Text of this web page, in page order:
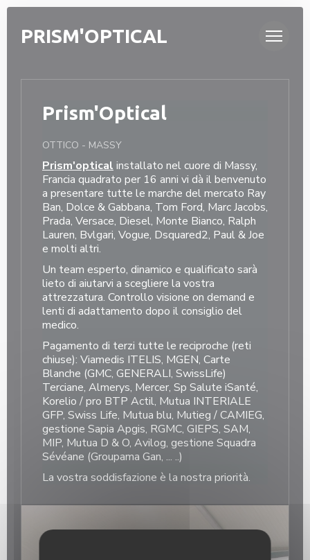
Personalizzazione delle tue scelte sui cookie
PRISM'OPTICAL
Prism'Optical
OTTICO - MASSY
Prism'optical installato nel cuore di Massy, ​​
Francia quadrato per 16 anni vi dà il benvenuto
a presentare tutte le marche del mercato Ray
Ban, Dolce & Gabbana, Tom Ford, Marc Jacobs,
Prada, Versace, Diesel, Monte Bianco, Ralph
Lauren, Bvlgari, Vogue, Dsquared2, Paul & Joe
e molti altri.
Un team esperto, dinamico e qualificato sarà
lieto di aiutarvi a scegliere la vostra
attrezzatura. Controllo visione on demand e
lenti di adattamento dopo il consiglio del
medico.
Pagamento di terzi tutte le reciproche (reti
chiuse): Viamedis ITELIS, MGEN, Carte
Blanche (GMC, GENERALI, SwissLife)
Terciane, Almerys, Mercer, Sp Salute iSanté,
Korelio / pro BTP Actil, Mutua INTERIALE
GFP, Swiss Life, Mutua blu, Mutieg / CAMIEG,
gestione Sapia Apgis, RGMC, GIEPS, SAM,
MIP, Mutua D & O, Avilog, gestione Squadra
Sévéane (Groupama Gan, ... ..)
La vostra soddisfazione è la nostra priorità.